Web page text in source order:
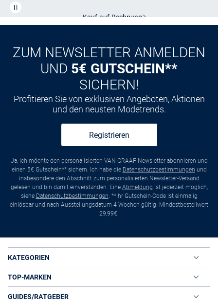
Kauf auf Rechnung
ZUM NEWSLETTER ANMELDEN
UND 5€ GUTSCHEIN**
SICHERN!
Profitieren Sie von exklusiven Angeboten, Aktionen
und den neusten Modetrends.
Registrieren
Ja, ich möchte den personalisierten VAN GRAAF Newsletter abonnieren und
einen 5€ Gutschein** sichern. Ich habe die Datenschutzbestimmungen und
insbesondere den Abschnitt zum personalisierten Newsletter-Versand
gelesen und bin damit einverstanden. Eine Abmeldung ist jederzeit möglich,
siehe Datenschutzbestimmungen. **Ihr Gutschein-Code ist einmalig
einlösbar und nach Ausstellungsdatum 4 Wochen gültig. Mindestbestellwert
29,99€.
KATEGORIEN
TOP-MARKEN
GUIDES/RATGEBER